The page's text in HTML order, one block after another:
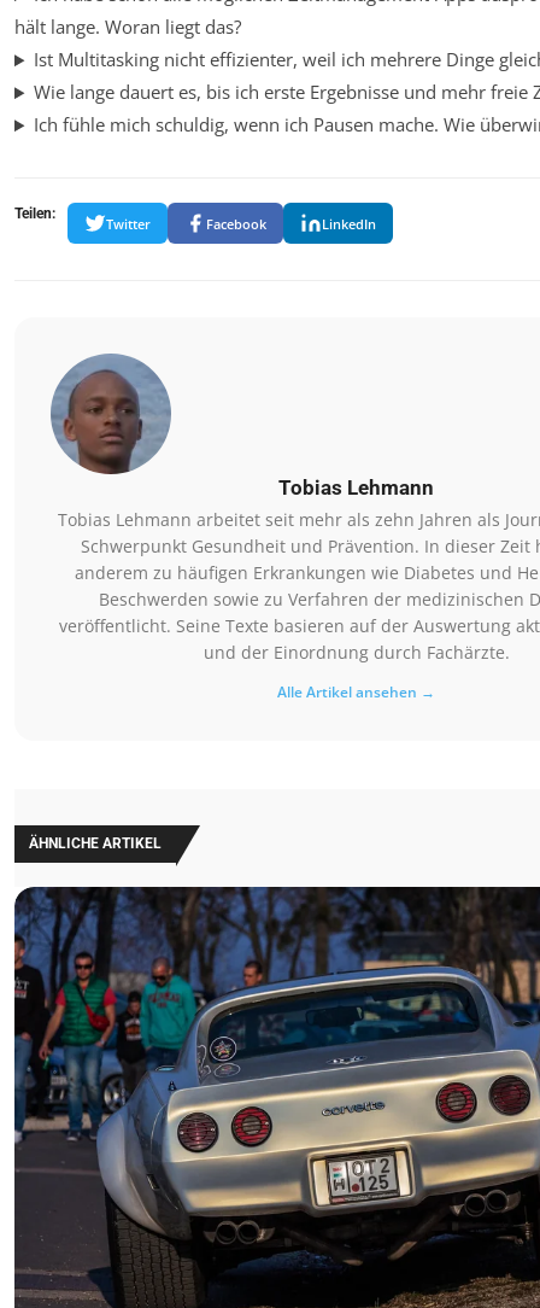
hält lange. Woran liegt das?
Ist Multitasking nicht effizienter, weil ich mehrere Dinge
Wie lange dauert es, bis ich erste Ergebnisse und mehr freie
Ich fühle mich schuldig, wenn ich Pausen mache. Wie
Teilen:
Twitter Facebook LinkedIn
Tobias Lehmann
Tobias Lehmann arbeitet seit mehr als zehn Jahren als
Schwerpunkt Gesundheit und Prävention. In dieser Zeit
anderem zu häufigen Erkrankungen wie Diabetes und
Beschwerden sowie zu Verfahren der medizinischen
veröffentlicht. Seine Texte basieren auf der Auswertung
und der Einordnung durch Fachärzte.
Alle Artikel ansehen →
ÄHNLICHE ARTIKEL